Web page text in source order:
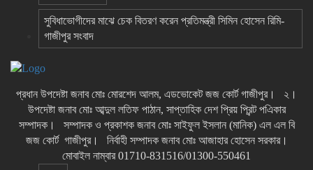
সুবিধাভোগীদের মাঝে চেক বিতরণ করেন প্রতিমন্ত্রী সিমিন হোসেন রিমি-
গাজীপুর সংবাদ
প্রধান উপদেষ্টা জনাব মোঃ মোরশেদ আলম, এডভোকেট জজ কোর্ট গাজীপুর। ২।
উপদেষ্টা জনাব মোঃ আব্দুল লতিফ পাঠান, সাপ্তাহিক দেশ প্রিয় প্রিন্ট পএিকার
সম্পাদক। সম্পাদক ও প্রকাশক জনাব মোঃ সাইফুল ইসলান (মানিক) এল এল বি
জজ কোর্ট গাজীপুর। নির্বাহী সম্পাদক জনাব মোঃ আজাহার হোসেন সরকার।
মোবাইল নাম্বার 01710-831516/01300-550461